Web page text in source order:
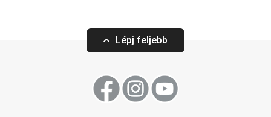
Lépj feljebb